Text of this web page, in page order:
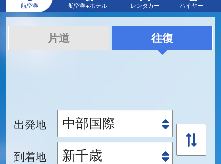
航空券 航空券+ホテル レンタカー ハイヤー
片道 往復
出発地
到着地